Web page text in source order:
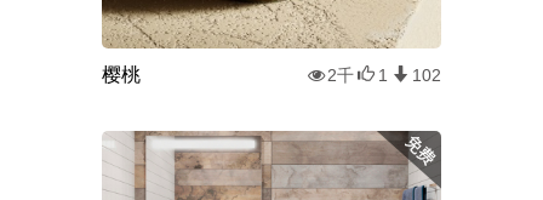
樱桃 2千 1 102